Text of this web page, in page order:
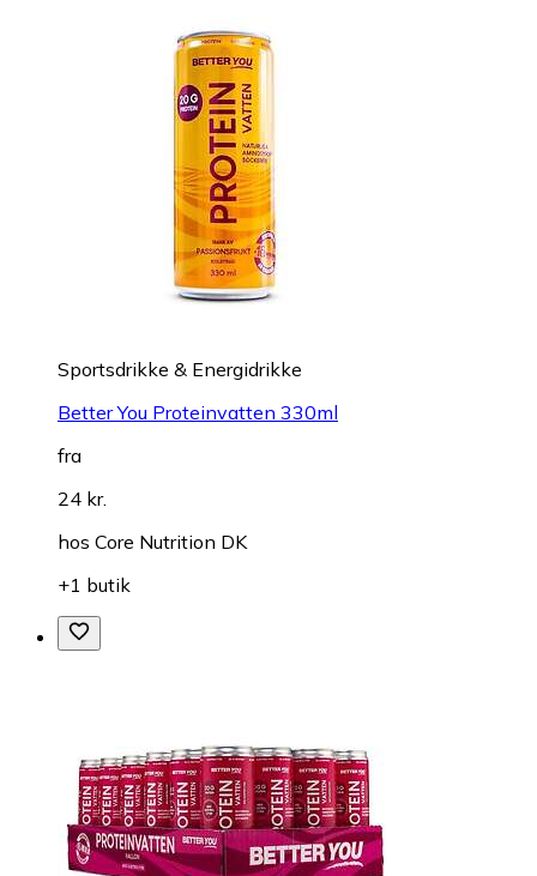
Sportsdrikke & Energidrikke
Better You Proteinvatten 330ml
fra
24 kr.
hos Core Nutrition DK
+1 butik